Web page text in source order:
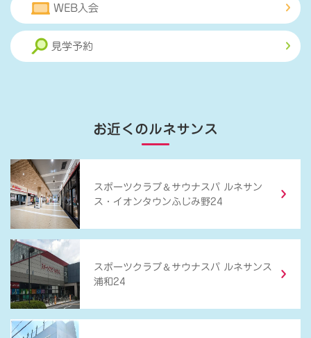
WEB入会
見学予約
お近くのルネサンス
スポーツクラブ ＆ サウナスパ ルネサン
ス・イオンタウンふじみ野24
スポーツクラブ ＆ サウナスパ ルネサンス
浦和24